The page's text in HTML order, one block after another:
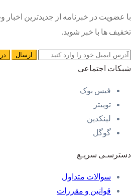
با عضویت در خبرنامه از جدیدترین
تخفیف ها با خبر شوید.
شبکات اجتماعی
فیس بوک
توییتر
لینکدین
گوگل
دسترسـی سریـع
سوالات متداول
قوانین و مقررات